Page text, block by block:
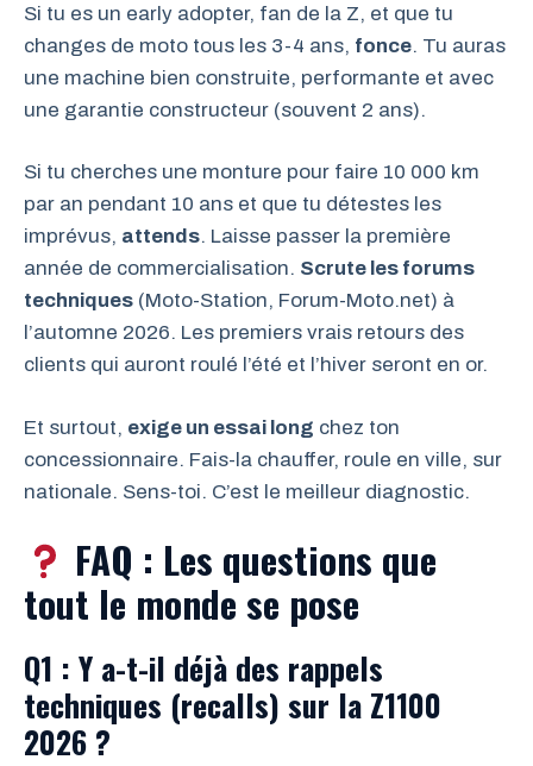
Si tu es un early adopter, fan de la Z, et que tu
changes de moto tous les 3-4 ans, fonce. Tu auras
une machine bien construite, performante et avec
une garantie constructeur (souvent 2 ans).
Si tu cherches une monture pour faire 10 000 km
par an pendant 10 ans et que tu détestes les
imprévus, attends. Laisse passer la première
année de commercialisation. Scrute les forums
techniques (Moto-Station, Forum-Moto.net) à
l’automne 2026. Les premiers vrais retours des
clients qui auront roulé l’été et l’hiver seront en or.
Et surtout, exige un essai long chez ton
concessionnaire. Fais-la chauffer, roule en ville, sur
nationale. Sens-toi. C’est le meilleur diagnostic.
FAQ : Les questions que
tout le monde se pose
Q1 : Y a-t-il déjà des rappels
techniques (recalls) sur la Z1100
2026 ?